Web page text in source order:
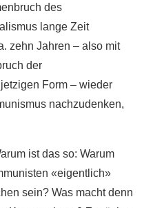
des
lange Zeit
zehn Jahren – also mit
der
Form – wieder
nachzudenken,
ist das so: Warum
«eigentlich»
sein? Was macht denn